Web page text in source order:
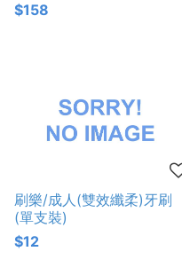
$158
刷樂/成人(雙效纖柔)牙刷
(單支裝)
$12